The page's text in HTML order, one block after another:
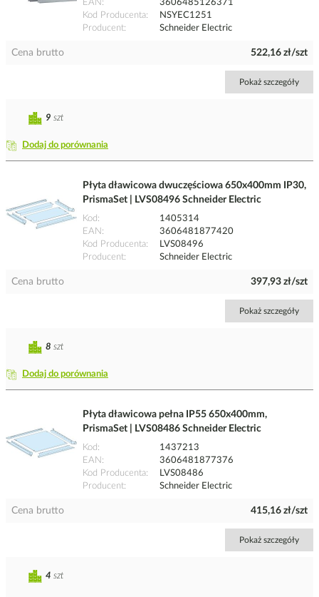
EAN
3606485126371
Kod Producenta
NSYEC1251
Producent
Schneider Electric
Cena brutto 522,16 zł/szt
Pokaż szczegóły
Dodaj do porównania
9 szt
Płyta dławicowa dwuczęściowa 650x400mm IP30,
PrismaSet | LVS08496 Schneider Electric
Kod
1405314
EAN
3606481877420
Kod Producenta
LVS08496
Producent
Schneider Electric
Cena brutto 397,93 zł/szt
Pokaż szczegóły
Dodaj do porównania
8 szt
Płyta dławicowa pełna IP55 650x400mm,
PrismaSet | LVS08486 Schneider Electric
Kod
1437213
EAN
3606481877376
Kod Producenta
LVS08486
Producent
Schneider Electric
Cena brutto 415,16 zł/szt
Pokaż szczegóły
4 szt